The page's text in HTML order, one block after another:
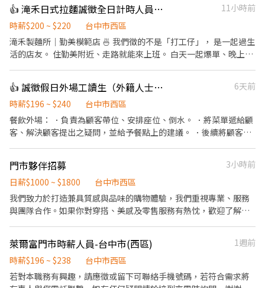
環境維護。 4. 商品進貨入庫、銷售管理及庫存管理。 - 具良好服務
熱忱和態度 - 重視個人成長及團隊合作 - 可接受公司長期培訓者 - 曾
有銷售經驗者尤佳
👍 滝禾日式拉麵誠徵全日計時人員（數名）
11小時前
時薪$200 ~ $220
台中市西區
滝禾製麵所｜勤美模範店 🍜 我們徵的不是「打工仔」， 是一起過生
活的店友。 住勤美附近、走路就能來上班。 白天一起爆單、晚上一
下班」的老派文化， 忙完老闆還會叫你快回家😆 沒經驗沒差， 會有
人帶你、教你。 希望你來這裡不是只有賺錢， 而是認識一群人、留
下一段很青春的日子。✨
👍 誠徵假日外場工讀生（外籍人士也可以）
6天前
時薪$196 ~ $240
台中市西區
餐飲外場： ．負責為顧客帶位、安排座位、倒水。 ．將菜單遞給顧
客、解決顧客提出之疑問，並給予餐點上的建議。 ．後續將顧客點
負責結帳、收銀等工作。 餐飲內場： ．擔任廚師的助手，處理烹飪
前與烹飪中之準備工作與其他餐廳相關事務。 ．負責洗、剝、削、
切各種食材。 ．負責清理工作環境、設備和餐具。 ．準備不同餐點
所需要的食材。 ．協助測量食材的容量與重量。 ．負責擺盤、打包
門市夥伴招募
3小時前
日薪$1000 ~ $1800
台中市西區
我們致力於打造兼具質感與品味的購物體驗，我們重視專業、服務
與團隊合作。如果你對穿搭、美感及零售服務有熱忱，歡迎了解這
社群內容及其他門市相關事項 我們期待你 * 對穿搭、美感有興趣 *
具備良好的服務態度與溝通能力 * 做事細心、負責，能獨立完成工
作 * 樂於學習，具備團隊合作精神 我們提供 * 完整教育訓練 * 穩定
薪資與績效獎金 * 員工購物優惠 * 良好的工作環境 * 工作滿一年即
萊爾富門市時薪人員-台中市(西區)
1週前
時薪$196 ~ $238
台中市西區
若對本職務有興趣，請應徵或留下可聯絡手機號碼，若符合需求將